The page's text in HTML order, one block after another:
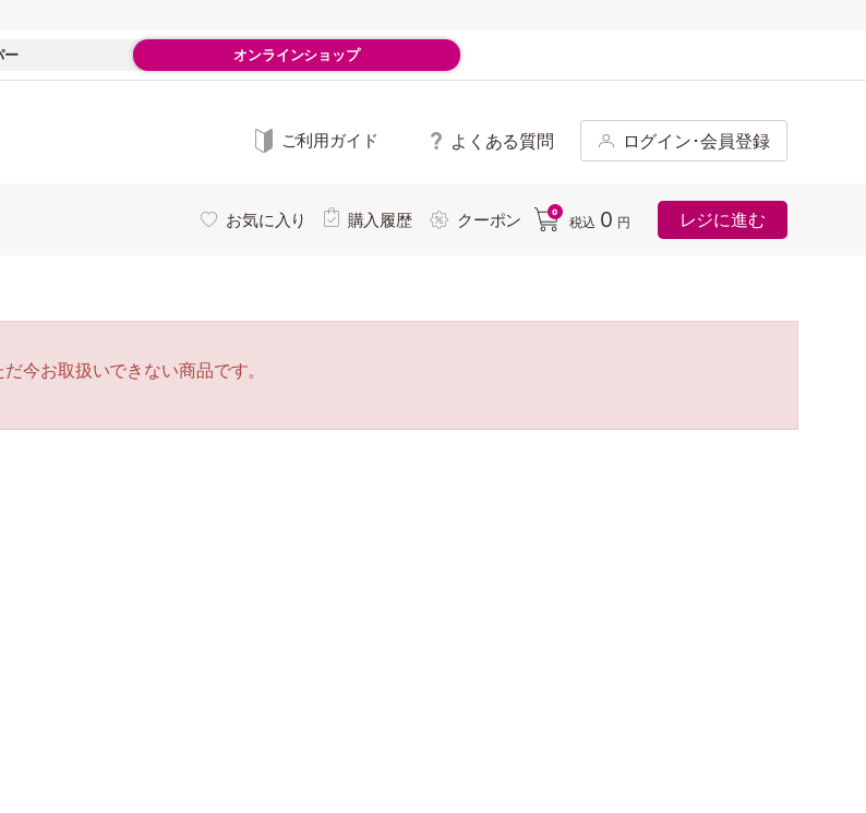
ー オンラインショップ
ご利用ガイド よくある質問 ログイン･会員登録
お気に入り 購入履歴 クーポン 0
税込 0 円 レジに進む
今お取扱いできない商品です。